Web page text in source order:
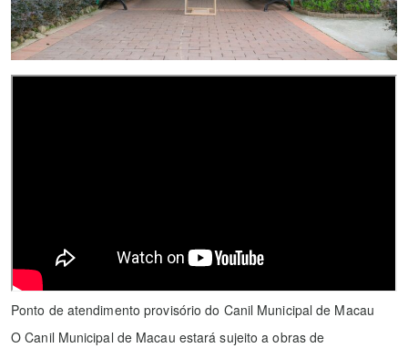
Ponto de atendimento provisório do Canil Municipal de Macau
O Canil Municipal de Macau estará sujeito a obras de